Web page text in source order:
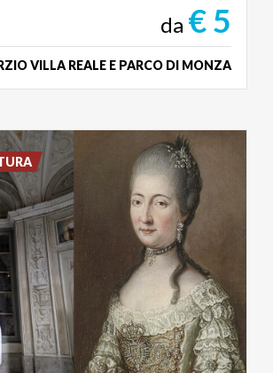
da € 5
VILLA REALE E PARCO DI MONZA